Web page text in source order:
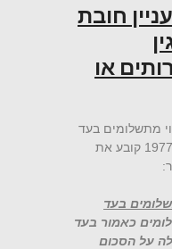
חובת
או
מתשלומים בעד
שירותים או נכסים), התשל"ז – 1977 קובע את
בעד
כאמור בעד
על הסכום